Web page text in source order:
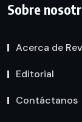
Sobre
Acerca de
Editorial
Contáctanos